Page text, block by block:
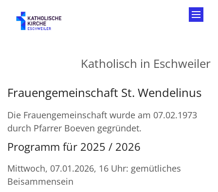
Katholisch in Eschweiler
Frauengemeinschaft St. Wendelinus
Die Frauengemeinschaft wurde am 07.02.1973
durch Pfarrer Boeven gegründet.
Programm für 2025 / 2026
Mittwoch, 07.01.2026, 16 Uhr: gemütliches
Beisammensein